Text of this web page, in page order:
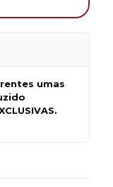
umas